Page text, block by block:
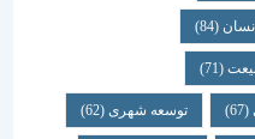
توسعه شهری(62)